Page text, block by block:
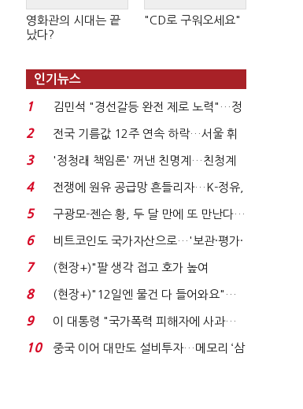
영화관의 시대는 끝
났다?
"CD로 구워오세요"
인기뉴스
1
김민석 "경선갈등 완전 제로 노력"…정
청래 "반명 공세 사...
2
전국 기름값 12주 연속 하락…서울 휘
발윳값 1909원...
3
'정청래 책임론' 꺼낸 친명계…친청계
는 추가투표 때리기...
4
전쟁에 원유 공급망 흔들리자…K-정유,
에너지안보 핵심...
5
구광모-젠슨 황, 두 달 만에 또 만난다…
로봇·AI 등 논...
6
비트코인도 국가자산으로…'보관·평가·
처분' 기준은 ...
7
(현장+)"팔 생각 접고 호가 높여
요"…'덜 똘똘한 한 채' 20...
8
(현장+)"12일엔 물건 다 들어와요"…
빈 매대 채우며 문 연 ...
9
이 대통령 "국가폭력 피해자에 사과…
적극적 조사로 진...
10
중국 이어 대만도 설비투자…메모리 ‘삼